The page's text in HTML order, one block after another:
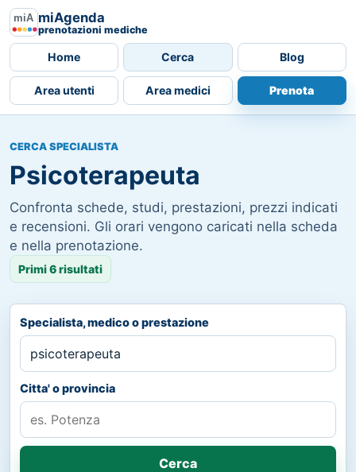
miAgenda
prenotazioni mediche
Home Cerca Blog
Area utenti Area medici Prenota
CERCA SPECIALISTA
Psicoterapeuta
Confronta schede, studi, prestazioni, prezzi indicati
e recensioni. Gli orari vengono caricati nella scheda
e nella prenotazione.
Primi 6 risultati
Specialista, medico o prestazione
Citta' o provincia
Cerca